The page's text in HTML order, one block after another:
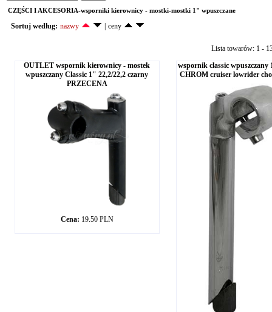
CZĘŚCI I AKCESORIA-wsporniki kierownicy - mostki-mostki 1" wpuszczane
Sortuj według: nazwy ceny
Lista towarów: 1 -
OUTLET wspornik kierownicy - mostek
wpuszczany Classic 1" 22,2/22,2 czarny
PRZECENA
Cena: 19.50 PLN
wspornik classic wpuszczany
CHROM cruiser lowrider